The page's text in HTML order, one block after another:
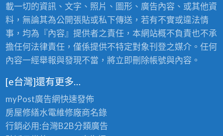
載一切的資訊、文字、照片、圖形、廣告內容、或其他資
料，無論其為公開張貼或私下傳送，若有不實或違法情
事，均為『內容』提供者之責任，本網站概不負責也不承
擔任何法律責任，僅係提供不特定對象刊登之媒介。任何
內容一經舉報與發現不當，將立即刪除帳號與內容。
[e台灣]還有更多…
myPost廣告網快速發佈
房屋修繕水電維修廠商名錄
行銷必用:台灣B2B分類廣告